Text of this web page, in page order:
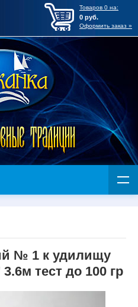
Товаров 0 на:
0 руб.
Оформить заказ »
№ 1 к удилищу
тест до 100 гр